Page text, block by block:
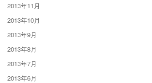
2013年11月
2013年10月
2013年9月
2013年8月
2013年7月
2013年6月